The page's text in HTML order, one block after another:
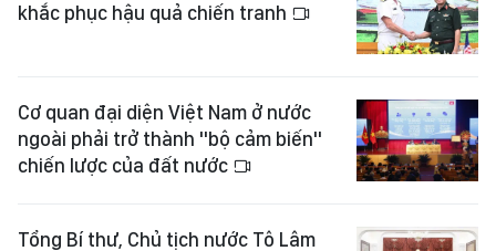
khắc phục hậu quả chiến tranh
Cơ quan đại diện Việt Nam ở nước
ngoài phải trở thành "bộ cảm biến"
chiến lược của đất nước
Tổng Bí thư, Chủ tịch nước Tô Lâm